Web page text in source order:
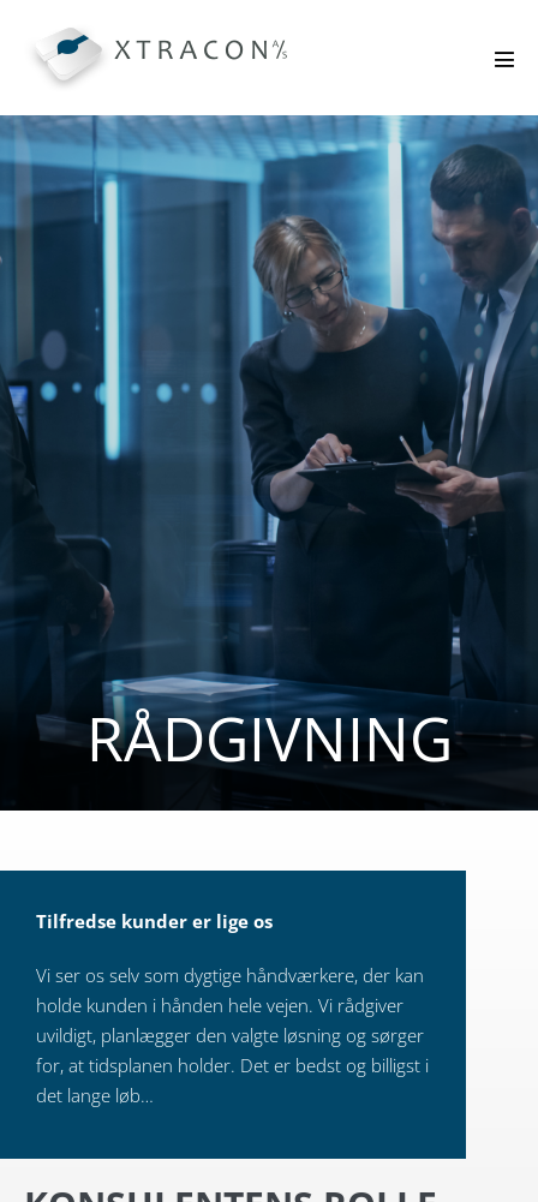
RÅDGIVNING
Tilfredse kunder er lige os
Vi ser os selv som dygtige håndværkere, der kan
holde kunden i hånden hele vejen. Vi rådgiver
uvildigt, planlægger den valgte løsning og sørger
for, at tidsplanen holder. Det er bedst og billigst i
det lange løb…